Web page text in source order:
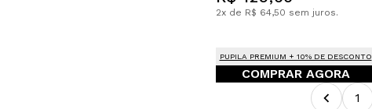
2x de R$ 64,50 sem juros.
PUPILA PREMIUM + 10% DE DESCONTO
COMPRAR AGORA
1